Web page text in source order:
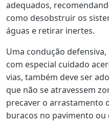
adequados,
como desobstruir os
águas e retirar inertes.
Uma condução
com especial cuidado
vias, também deve ser
que não se atravessem
precaver o arrastamento
buracos no pavimento ou